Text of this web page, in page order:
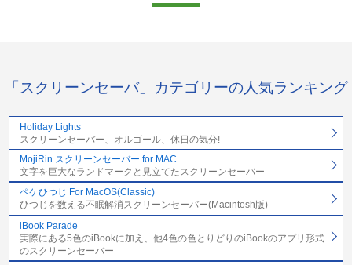
「スクリーンセーバ」カテゴリーの人気ランキング
Holiday Lights
スクリーンセーバー、オルゴール、休日の気分!
MojiRin スクリーンセーバー for MAC
文字を巨大なランドマークと見立てたスクリーンセーバー
ペケひつじ For MacOS(Classic)
ひつじを数える不眠解消スクリーンセーバー(Macintosh版)
iBook Parade
実際にある5色のiBookに加え、他4色の色とりどりのiBookのアプリ形式
のスクリーンセーバー